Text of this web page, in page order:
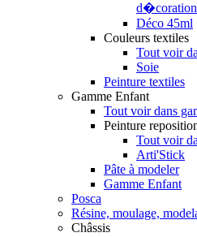
d�coration
Déco 45ml
Couleurs textiles
Tout voir
Soie
Peinture textiles
Gamme Enfant
Tout voir dans
Peinture
Tout voir
Arti'Stick
Pâte à modeler
Gamme Enfant
Posca
Résine, moulage,
Châssis